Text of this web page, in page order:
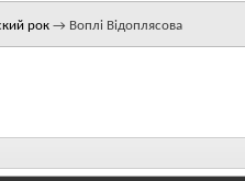
рок → Воплі Відоплясова